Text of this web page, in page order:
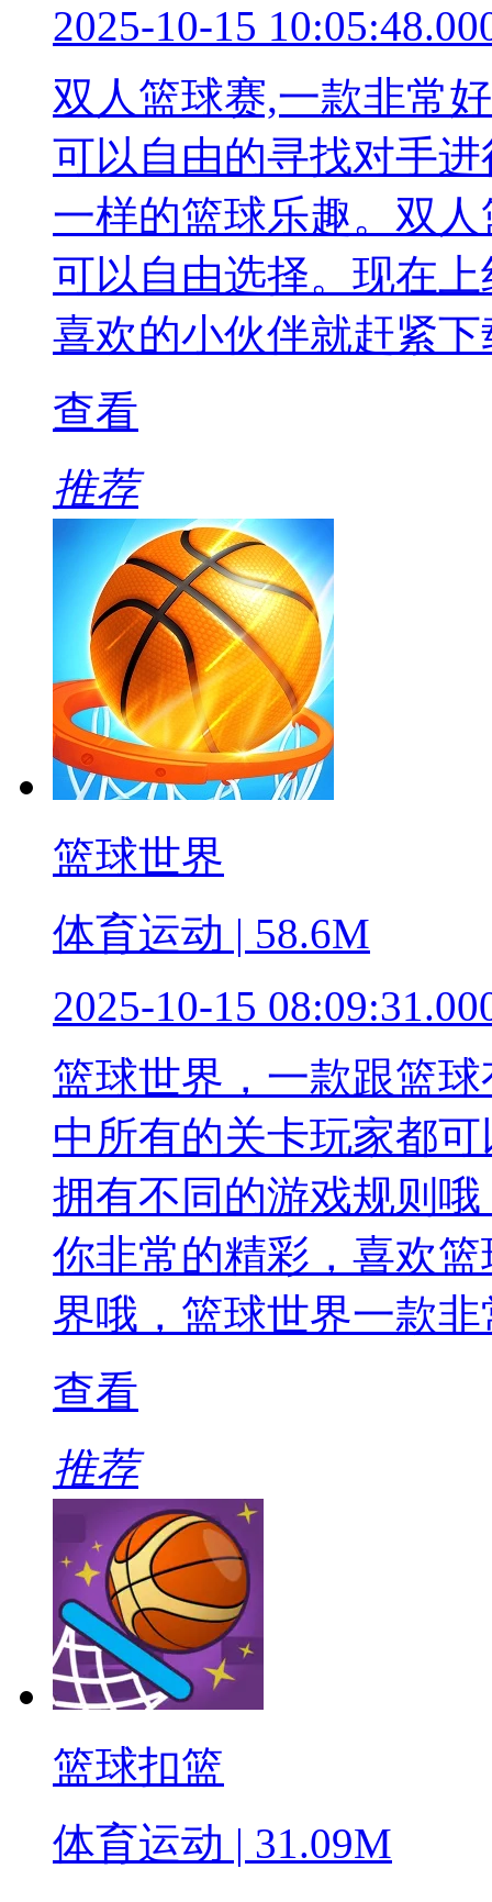
2025-10-15
双人篮球赛,一款非常
可以自由的寻找对手
一样的篮球乐趣。双
可以自由选择。现在
喜欢的小伙伴就赶紧
查看
推荐
篮球世界
体育运动 | 58.6M
2025-10-15
篮球世界，一款跟篮
中所有的关卡玩家都
拥有不同的游戏规则
你非常的精彩，喜欢
界哦，篮球世界一款
查看
推荐
篮球扣篮
体育运动 | 31.09M